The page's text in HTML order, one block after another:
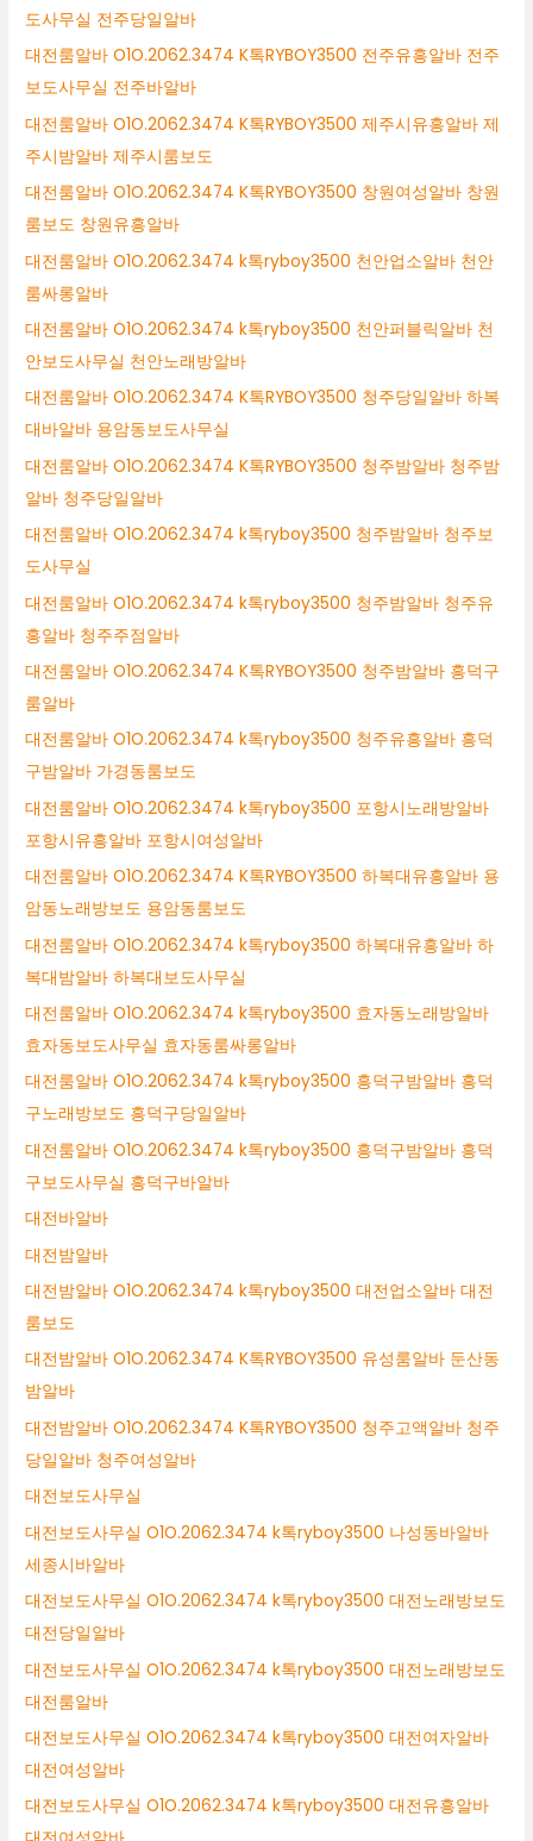
도사무실 전주당일알바
대전룸알바 O1O.2062.3474 K톡RYBOY3500 전주유흥알바 전주
보도사무실 전주바알바
대전룸알바 O1O.2062.3474 K톡RYBOY3500 제주시유흥알바 제
주시밤알바 제주시룸보도
대전룸알바 O1O.2062.3474 K톡RYBOY3500 창원여성알바 창원
룸보도 창원유흥알바
대전룸알바 O1O.2062.3474 k톡ryboy3500 천안업소알바 천안
룸싸롱알바
대전룸알바 O1O.2062.3474 k톡ryboy3500 천안퍼블릭알바 천
안보도사무실 천안노래방알바
대전룸알바 O1O.2062.3474 K톡RYBOY3500 청주당일알바 하복
대바알바 용암동보도사무실
대전룸알바 O1O.2062.3474 K톡RYBOY3500 청주밤알바 청주밤
알바 청주당일알바
대전룸알바 O1O.2062.3474 k톡ryboy3500 청주밤알바 청주보
도사무실
대전룸알바 O1O.2062.3474 k톡ryboy3500 청주밤알바 청주유
흥알바 청주주점알바
대전룸알바 O1O.2062.3474 K톡RYBOY3500 청주밤알바 흥덕구
룸알바
대전룸알바 O1O.2062.3474 k톡ryboy3500 청주유흥알바 흥덕
구밤알바 가경동룸보도
대전룸알바 O1O.2062.3474 k톡ryboy3500 포항시노래방알바
포항시유흥알바 포항시여성알바
대전룸알바 O1O.2062.3474 K톡RYBOY3500 하복대유흥알바 용
암동노래방보도 용암동룸보도
대전룸알바 O1O.2062.3474 k톡ryboy3500 하복대유흥알바 하
복대밤알바 하복대보도사무실
대전룸알바 O1O.2062.3474 k톡ryboy3500 효자동노래방알바
효자동보도사무실 효자동룸싸롱알바
대전룸알바 O1O.2062.3474 k톡ryboy3500 흥덕구밤알바 흥덕
구노래방보도 흥덕구당일알바
대전룸알바 O1O.2062.3474 k톡ryboy3500 흥덕구밤알바 흥덕
구보도사무실 흥덕구바알바
대전바알바
대전밤알바
대전밤알바 O1O.2062.3474 k톡ryboy3500 대전업소알바 대전
룸보도
대전밤알바 O1O.2062.3474 K톡RYBOY3500 유성룸알바 둔산동
밤알바
대전밤알바 O1O.2062.3474 K톡RYBOY3500 청주고액알바 청주
당일알바 청주여성알바
대전보도사무실
대전보도사무실 O1O.2062.3474 k톡ryboy3500 나성동바알바
세종시바알바
대전보도사무실 O1O.2062.3474 k톡ryboy3500 대전노래방보도
대전당일알바
대전보도사무실 O1O.2062.3474 k톡ryboy3500 대전노래방보도
대전룸알바
대전보도사무실 O1O.2062.3474 k톡ryboy3500 대전여자알바
대전여성알바
대전보도사무실 O1O.2062.3474 k톡ryboy3500 대전유흥알바